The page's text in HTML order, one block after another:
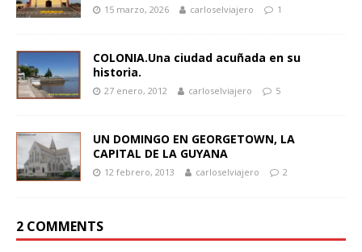
15 marzo, 2026 carloselviajero 1
COLONIA.Una ciudad acuñada en su
historia.
27 enero, 2012 carloselviajero 5
UN DOMINGO EN GEORGETOWN, LA
CAPITAL DE LA GUYANA
12 febrero, 2013 carloselviajero 2
2 COMMENTS